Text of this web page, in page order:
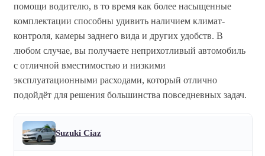
помощи водителю, в то время как более насыщенные
комплектации способны удивить наличием климат-
контроля, камеры заднего вида и других удобств. В
любом случае, вы получаете неприхотливый автомобиль
с отличной вместимостью и низкими
эксплуатационными расходами, который отлично
подойдёт для решения большинства повседневных задач.
Suzuki Ciaz